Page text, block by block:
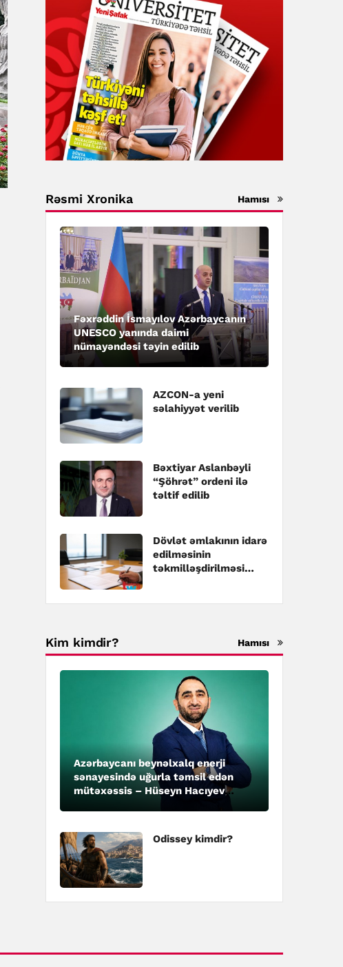
Rəsmi Xronika Hamısı
Fəxrəddin İsmayılov Azərbaycanın
UNESCO yanında daimi
nümayəndəsi təyin edilib
AZCON-a yeni
səlahiyyət verilib
Bəxtiyar Aslanbəyli
“Şöhrət” ordeni ilə
təltif edilib
Dövlət əmlakının idarə
edilməsinin
təkmilləşdirilməsi
Kim kimdir? Hamısı
Azərbaycanı beynəlxalq enerji
sənayesində uğurla təmsil edən
mütəxəssis – Hüseyn Hacıyev
Odissey kimdir?